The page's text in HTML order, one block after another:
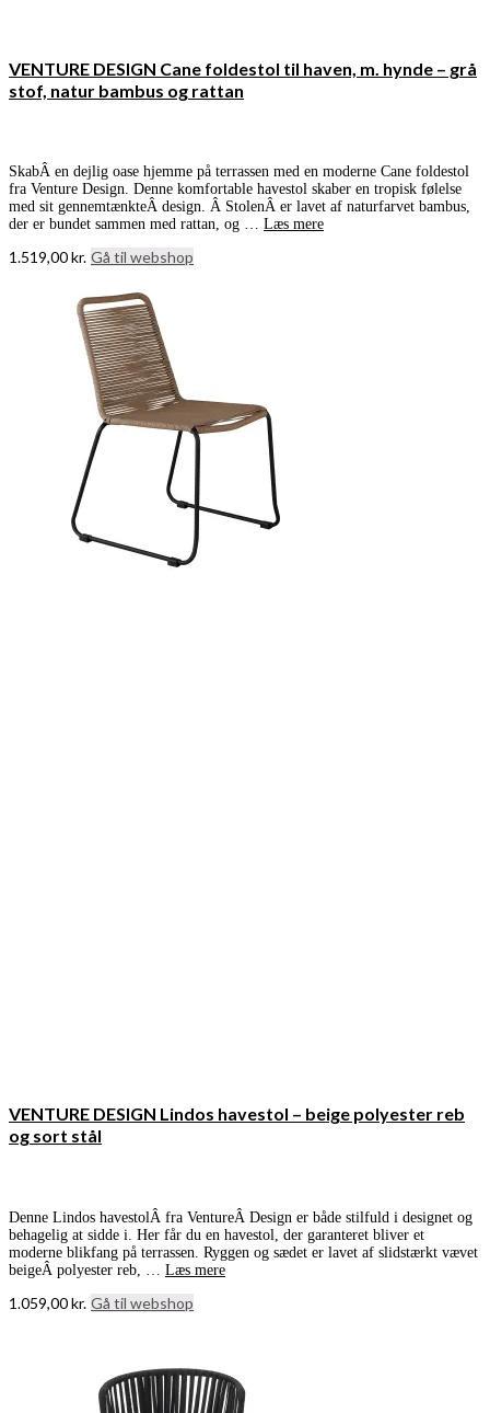
VENTURE DESIGN Cane foldestol til haven, m. hynde – grå
stof, natur bambus og rattan
SkabÂ en dejlig oase hjemme på terrassen med en moderne Cane foldestol
fra Venture Design. Denne komfortable havestol skaber en tropisk følelse
med sit gennemtænkteÂ design. Â StolenÂ er lavet af naturfarvet bambus,
der er bundet sammen med rattan, og … Læs mere
1.519,00kr. Gå til webshop
VENTURE DESIGN Lindos havestol – beige polyester reb
og sort stål
Denne Lindos havestolÂ fra VentureÂ Design er både stilfuld i designet og
behagelig at sidde i. Her får du en havestol, der garanteret bliver et
moderne blikfang på terrassen. Ryggen og sædet er lavet af slidstærkt vævet
beigeÂ polyester reb, … Læs mere
1.059,00kr. Gå til webshop